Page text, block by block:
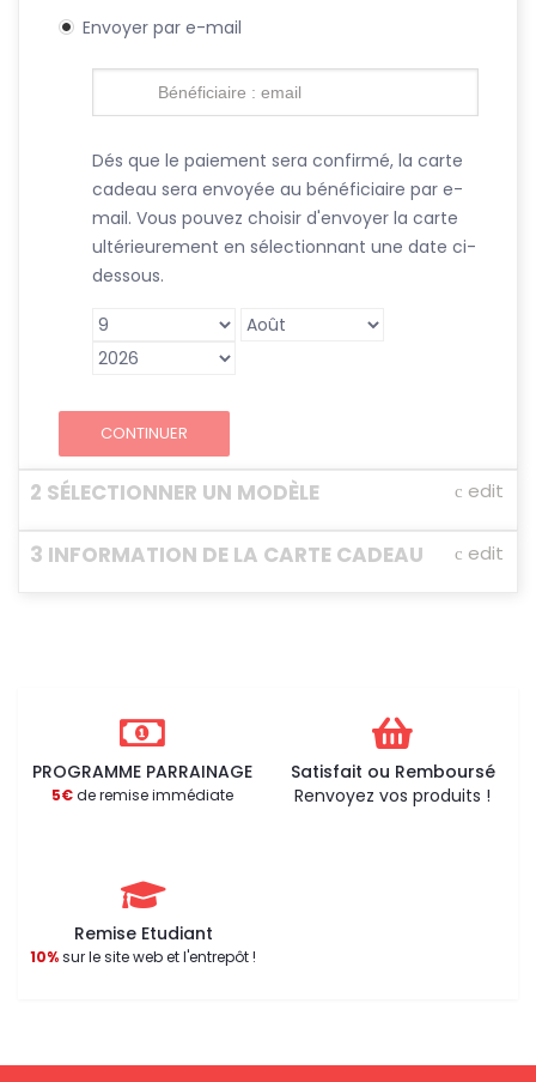
Envoyer par e-mail
Dés que le paiement sera confirmé, la carte
cadeau sera envoyée au bénéficiaire par e-
mail. Vous pouvez choisir d'envoyer la carte
ultérieurement en sélectionnant une date ci-
dessous.
CONTINUER
2 SÉLECTIONNER UN MODÈLE edit
Toutes ( 103) Amour ( 30 ) Félicitation (
‹ ›
3 INFORMATION DE LA CARTE CADEAU edit
PROGRAMME PARRAINAGE
5€de remise immédiate
Satisfait ou Remboursé
Renvoyez vos produits !
Remise Etudiant
10%sur le site web et l'entrepôt !